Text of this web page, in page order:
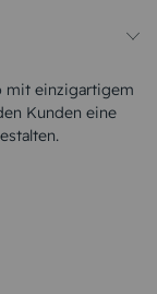
mit einzigartigem
Kunden eine